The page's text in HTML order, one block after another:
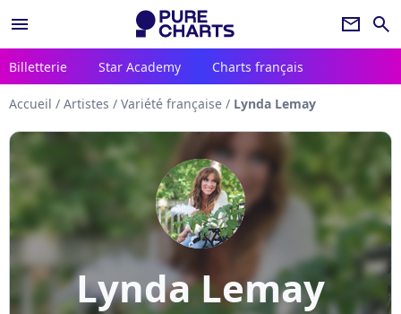
menu newsletter search
Billetterie Star Academy Charts français
Accueil / Artistes / Variété française / Lynda Lemay
Lynda Lemay